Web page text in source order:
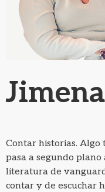
Contar historias. Algo
pasa a segundo
literatura de
contar y de escuchar